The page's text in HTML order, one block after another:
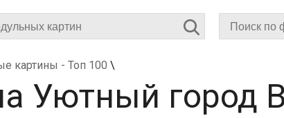
картины - Топ 100 \
Уютный город